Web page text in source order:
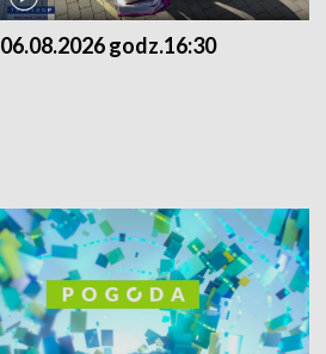
06.08.2026 godz.16:30